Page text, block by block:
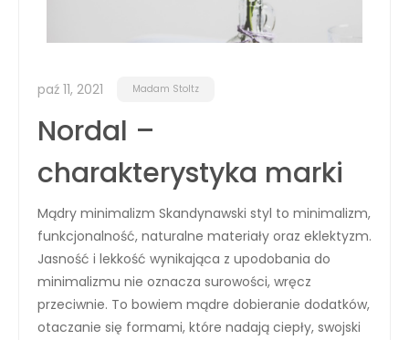
paź 11, 2021 Madam Stoltz
Nordal –
charakterystyka marki
Mądry minimalizm Skandynawski styl to minimalizm,
funkcjonalność, naturalne materiały oraz eklektyzm.
Jasność i lekkość wynikająca z upodobania do
minimalizmu nie oznacza surowości, wręcz
przeciwnie. To bowiem mądre dobieranie dodatków,
otaczanie się formami, które nadają ciepły, swojski